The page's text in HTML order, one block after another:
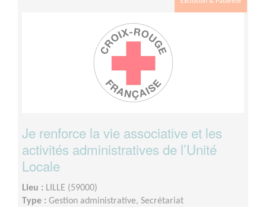
Exclusion & Pauvreté
Je renforce la vie associative et les
activités administratives de l’Unité
Locale
Lieu : LILLE (59000)
Type : Gestion administrative, Secrétariat